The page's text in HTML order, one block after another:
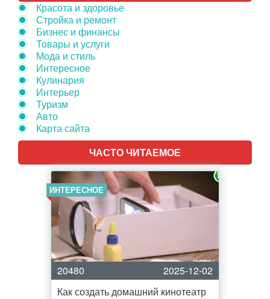
Красота и здоровье
Стройка и ремонт
Бизнес и финансы
Товары и услуги
Мода и стиль
Интересное
Кулинария
Интерьер
Туризм
Авто
Карта сайта
ЧАСТО ЧИТАЕМОЕ
ИНТЕРЕСНОЕ
20480
2025-12-02
Как создать домашний кинотеатр